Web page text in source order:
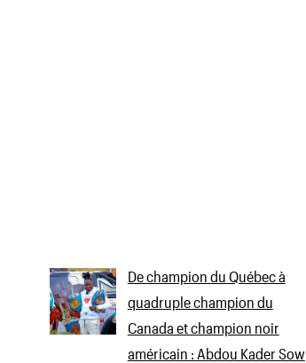
De champion du Québec à
quadruple champion du
Canada et champion noir
américain : Abdou Kader Sow